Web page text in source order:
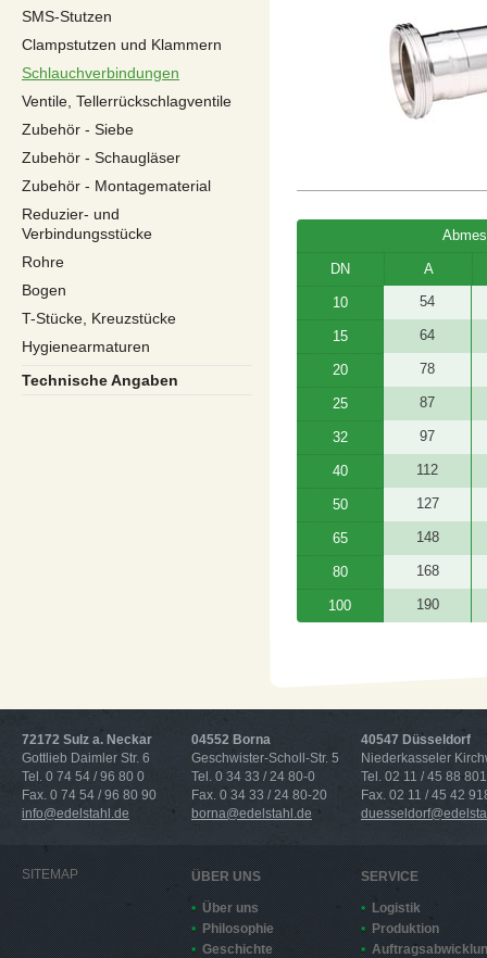
SMS-Stutzen
Clampstutzen und Klammern
Schlauchverbindungen
Ventile, Tellerrückschlagventile
Zubehör - Siebe
Zubehör - Schaugläser
Zubehör - Montagematerial
Reduzier- und
Verbindungsstücke
Rohre
Bogen
T-Stücke, Kreuzstücke
Hygienearmaturen
Technische Angaben
DN A
10 54
15 64
20 78
25 87
32 97
40 112
50 127
65 148
80 168
100 190
72172 Sulz a. Neckar
Gottlieb Daimler Str. 6
Tel. 0 74 54 / 96 80 0
Fax. 0 74 54 / 96 80 90
info@edelstahl.de
04552 Borna
Geschwister-Scholl-Str. 5
Tel. 0 34 33 / 24 80-0
Fax. 0 34 33 / 24 80-20
borna@edelstahl.de
40547 Düsseldorf
Niederkasseler
Tel. 02 11 / 45 88 801
Fax. 02 11 / 45 42
SITEMAP ÜBER UNS
Über uns
Philosophie
Geschichte
SERVICE
Logistik
Produktion